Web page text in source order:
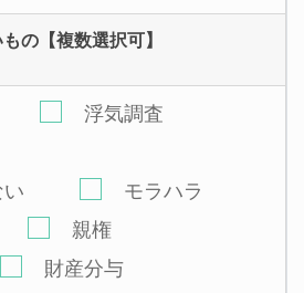
の【複数選択可】
浮気調査
モラハラ
親権
財産分与